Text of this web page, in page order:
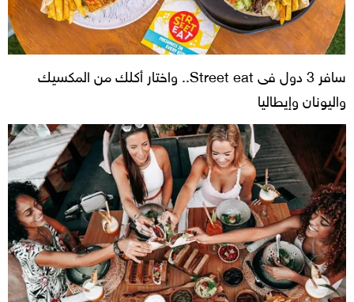
سافر 3 دول فى Street eat.. واختار أكلك من المكسيك
واليونان وإيطاليا